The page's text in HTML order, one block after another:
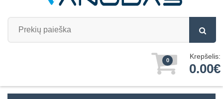
0 Krepšelis:
0.00€